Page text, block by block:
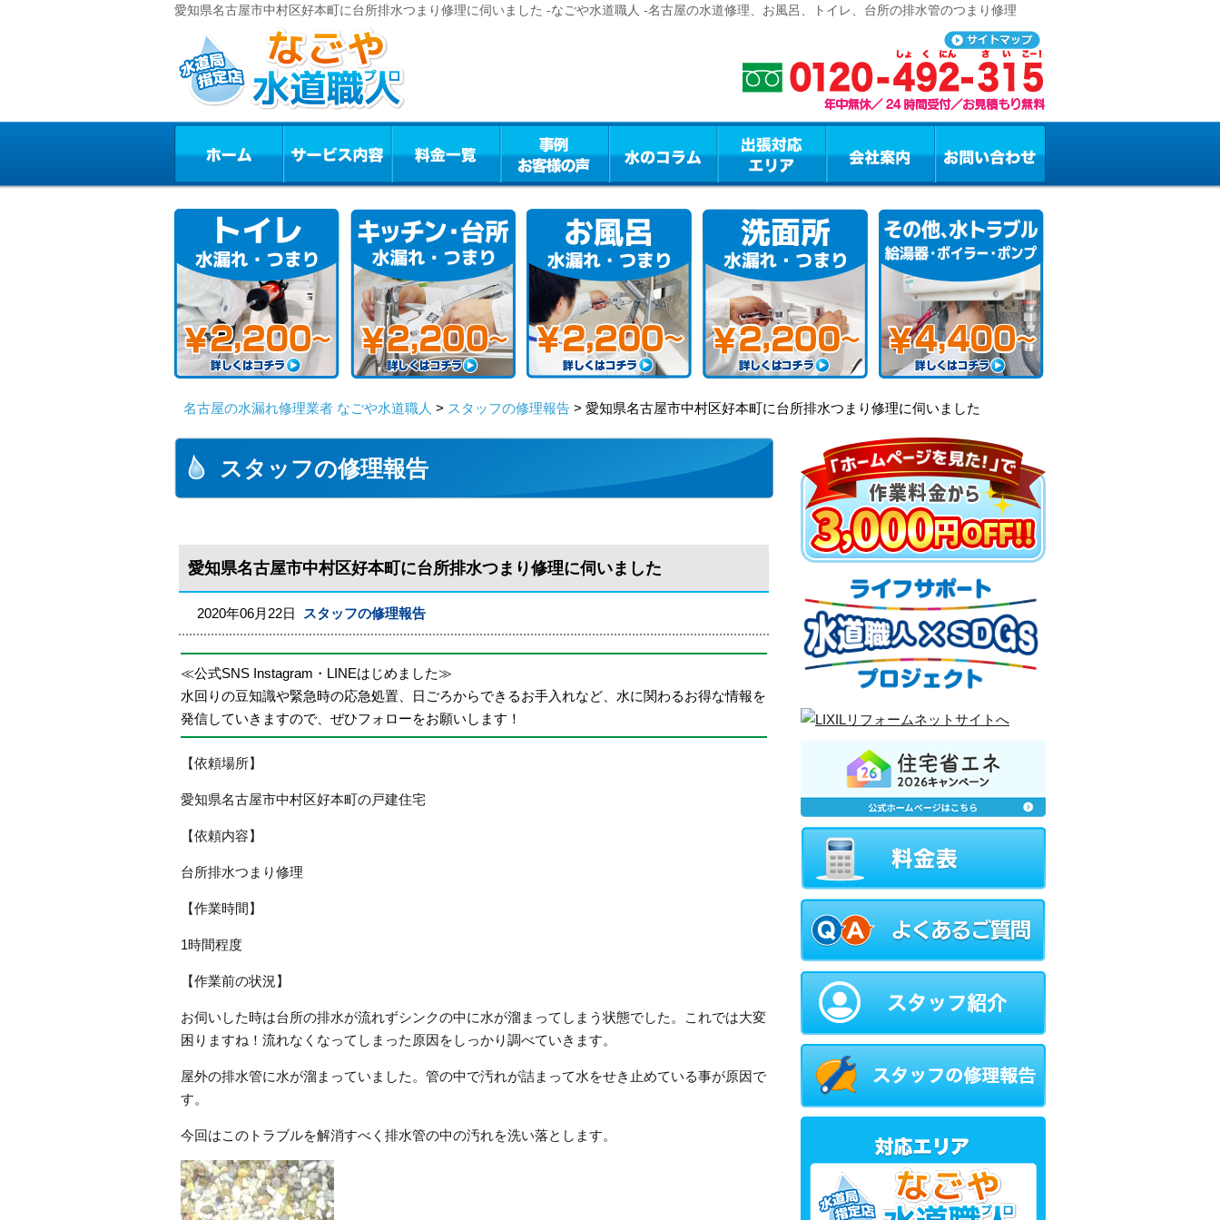
愛知県名古屋市中村区好本町に台所排水つまり修理に伺いました -なごや水道職人 -名古屋の水道修理、お風呂、トイレ、台所の排水管のつまり修理
名古屋の水漏れ修理業者 なごや水道職人 > スタッフの修理報告 > 愛知県名古屋市中村区好本町に台所排水つまり修理に伺いました
スタッフの修理報告
愛知県名古屋市中村区好本町に台所排水つまり修理に伺いました
2020年06月22日 スタッフの修理報告
≪公式SNS Instagram・LINEはじめました≫
水回りの豆知識や緊急時の応急処置、日ごろからできるお手入れなど、水に関わるお得な情報を
発信していきますので、ぜひフォローをお願いします！
【依頼場所】
愛知県名古屋市中村区好本町の戸建住宅
【依頼内容】
台所排水つまり修理
【作業時間】
1時間程度
【作業前の状況】
お伺いした時は台所の排水が流れずシンクの中に水が溜まってしまう状態でした。これでは大変
困りますね！流れなくなってしまった原因をしっかり調べていきます。
屋外の排水管に水が溜まっていました。管の中で汚れが詰まって水をせき止めている事が原因で
す。
今回はこのトラブルを解消すべく排水管の中の汚れを洗い落とします。